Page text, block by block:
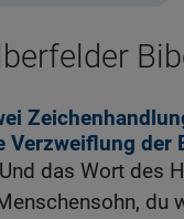
Verzweiflung der
Und das Wort des
du